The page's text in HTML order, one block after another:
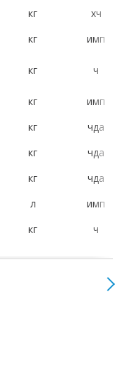
кг
хч
кг
имп
кг ч
кг
имп
кг
чда
кг
чда
кг
чда
л
имп
кг ч